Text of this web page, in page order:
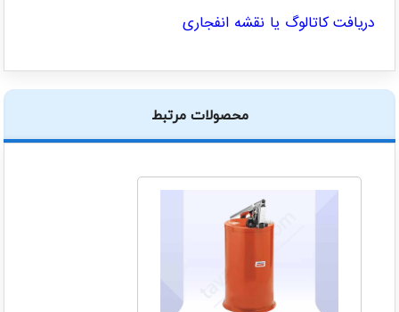
دریافت کاتالوگ یا نقشه انفجاری
محصولات مرتبط